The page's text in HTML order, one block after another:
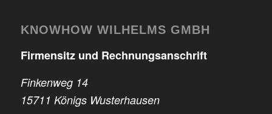
KNOWHOW WILHELMS GMBH
Firmensitz und Rechnungsanschrift
Finkenweg 14
15711 Königs Wusterhausen